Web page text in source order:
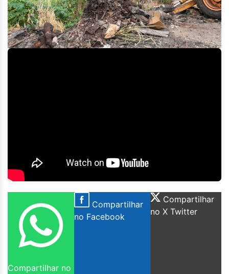
Compartilhar no
Compartilhar
no Facebook
Compartilhar
no X Twitter